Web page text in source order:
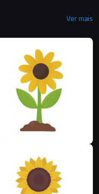
Ver mais